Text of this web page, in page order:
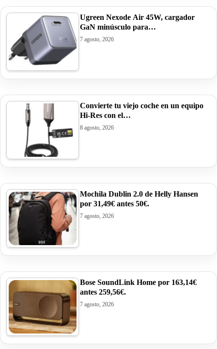
Ugreen Nexode Air 45W, cargador
GaN minúsculo para…
7 agosto, 2026
Convierte tu viejo coche en un equipo
Hi-Res con el…
8 agosto, 2026
Mochila Dublin 2.0 de Helly Hansen
por 31,49€ antes 50€.
7 agosto, 2026
Bose SoundLink Home por 163,14€
antes 259,56€.
7 agosto, 2026